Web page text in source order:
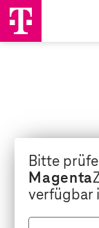
Bitte
Magenta
verfügbar